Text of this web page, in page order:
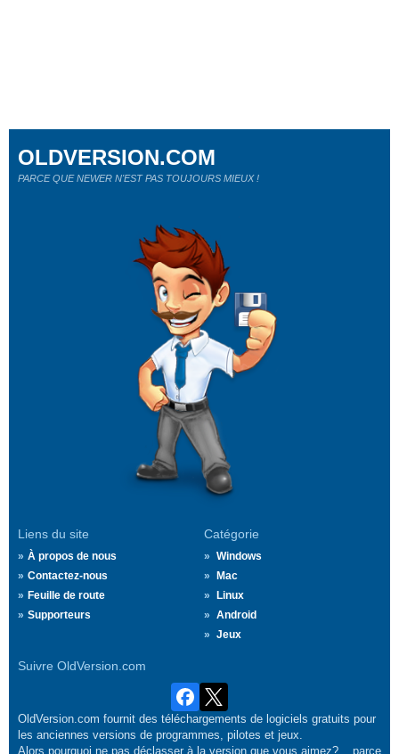
Liens du site
À propos de nous
Contactez-nous
Feuille de route
Supporteurs
Catégorie
Windows
Mac
Linux
Android
Jeux
Suivre OldVersion.com
OLDVERSION.COM
PARCE QUE NEWER N'EST PAS TOUJOURS MIEUX !
OldVersion.com fournit des téléchargements de logiciels gratuits pour
les anciennes versions de programmes, pilotes et jeux.
Alors pourquoi ne pas déclasser à la version que vous aimez?... parce